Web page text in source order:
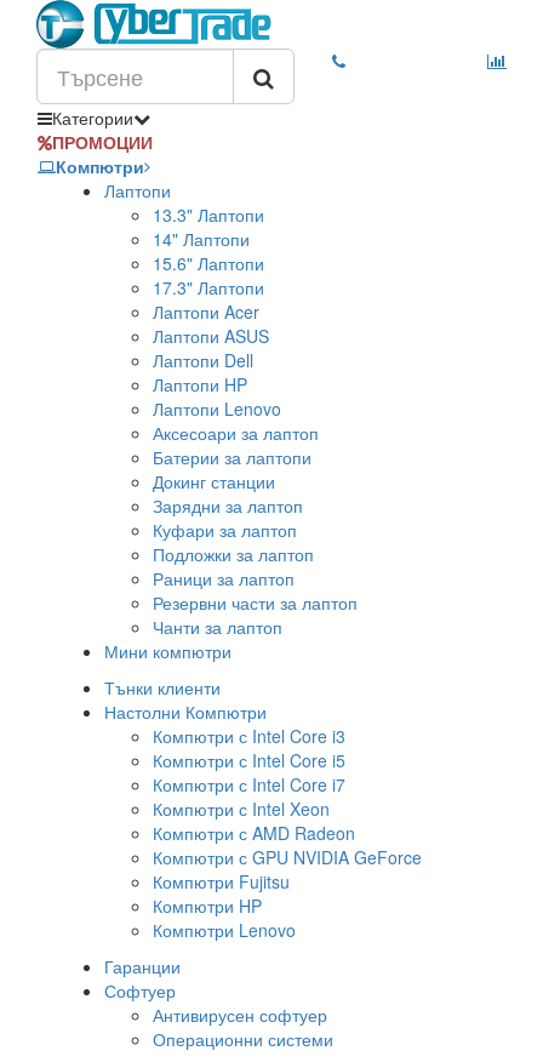
Категории
ПРОМОЦИИ
Компютри
Лаптопи
13.3" Лаптопи
14" Лаптопи
15.6" Лаптопи
17.3" Лаптопи
Лаптопи Acer
Лаптопи ASUS
Лаптопи Dell
Лаптопи HP
Лаптопи Lenovo
Аксесоари за лаптоп
Батерии за лаптопи
Докинг станции
Зарядни за лаптоп
Куфари за лаптоп
Подложки за лаптоп
Раници за лаптоп
Резервни части за лаптоп
Чанти за лаптоп
Мини компютри
Тънки клиенти
Настолни Компютри
Компютри с Intel Core i3
Компютри с Intel Core i5
Компютри с Intel Core i7
Компютри с Intel Xeon
Компютри с AMD Radeon
Компютри с GPU NVIDIA GeForce
Компютри Fujitsu
Компютри HP
Компютри Lenovo
Гаранции
Софтуер
Антивирусен софтуер
Операционни системи